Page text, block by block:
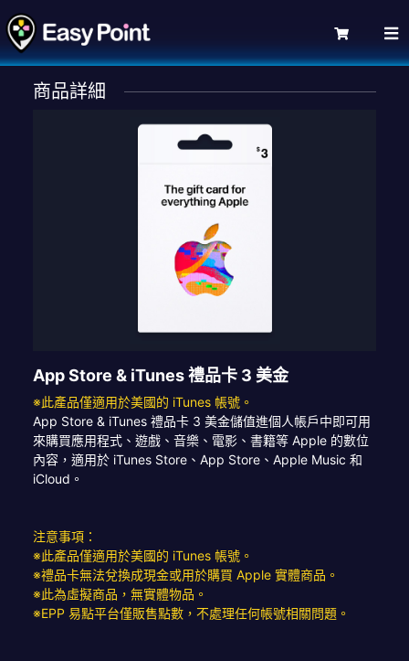
商品詳細
App Store & iTunes 禮品卡 3 美金
※此產品僅適用於美國的 iTunes 帳號。
App Store & iTunes 禮品卡 3 美金儲值進個人帳戶中即可用
來購買應用程式、遊戲、音樂、電影、書籍等 Apple 的數位
內容，適用於 iTunes Store、App Store、Apple Music 和
iCloud。
注意事項：
※此產品僅適用於美國的 iTunes 帳號。
※禮品卡無法兌換成現金或用於購買 Apple 實體商品。
※此為虛擬商品，無實體物品。
※EPP 易點平台僅販售點數，不處理任何帳號相關問題。